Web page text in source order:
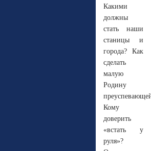
Какими
должны
стать наши
станицы и
города? Как
сделать
малую
Родину
Кому
доверить
«встать у
руля»?